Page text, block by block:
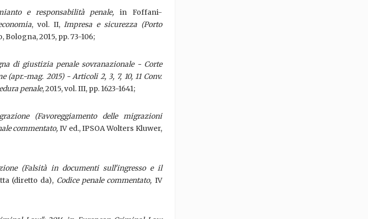
e responsabilità penale, in Foffani-
, vol. II,Impresa e sicurezza (Porto
Bologna, 2015, pp. 73-106;
di giustizia penale sovranazionale - Corte
mag. 2015) - Articoli 2, 3, 7, 10, 11 Conv.
penale, 2015, vol. III, pp. 1623-1641;
(Favoreggiamento delle migrazioni
commentato,IV ed., IPSOA Wolters Kluwer,
(Falsità in documenti sull'ingresso e il
(diretto da), Codice penale commentato, IV